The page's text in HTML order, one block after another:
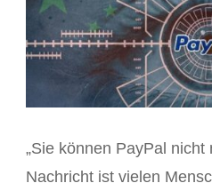
„Sie können PayPal nicht
Nachricht ist vielen